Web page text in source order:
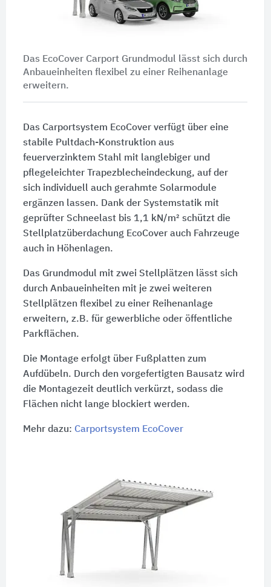
Das EcoCover Carport Grundmodul lässt sich durch
Anbaueinheiten flexibel zu einer Reihenanlage
erweitern.
Das Carportsystem EcoCover verfügt über eine
stabile Pultdach-Konstruktion aus
feuerverzinktem Stahl mit langlebiger und
pflegeleichter Trapezblecheindeckung, auf der
sich individuell auch gerahmte Solarmodule
ergänzen lassen. Dank der Systemstatik mit
geprüfter Schneelast bis 1,1 kN/m² schützt die
Stellplatzüberdachung EcoCover auch Fahrzeuge
auch in Höhenlagen.
Das Grundmodul mit zwei Stellplätzen lässt sich
durch Anbaueinheiten mit je zwei weiteren
Stellplätzen flexibel zu einer Reihenanlage
erweitern, z.B. für gewerbliche oder öffentliche
Parkflächen.
Die Montage erfolgt über Fußplatten zum
Aufdübeln. Durch den vorgefertigten Bausatz wird
die Montagezeit deutlich verkürzt, sodass die
Flächen nicht lange blockiert werden.
Mehr dazu: Carportsystem EcoCover